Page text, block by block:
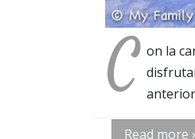
C on la
Read more